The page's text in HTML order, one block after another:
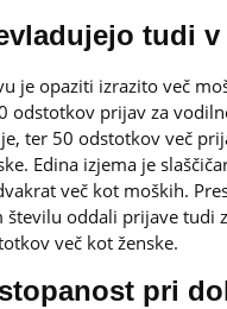
tudi
je opaziti izrazito več
odstotkov prijav za
ter 50 odstotkov več
Edina izjema je
več kot moških.
številu oddali prijave tudi
več kot ženske.
pri